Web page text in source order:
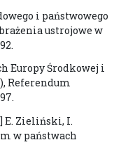
i państwowego
ustrojowe w
Europy Środkowej i
Referendum
E. Zieliński, I.
w państwach